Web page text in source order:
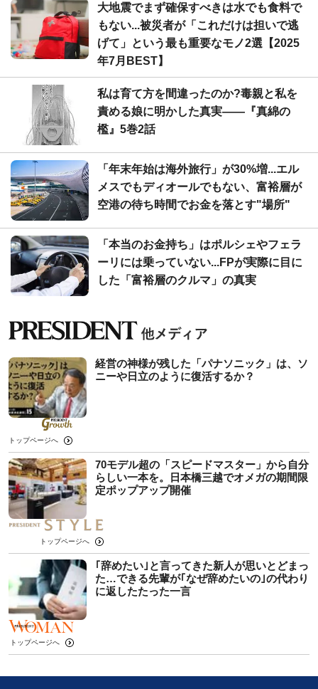
大地震でまず確保すべきは水でも食料で
もない...被災者が「これだけは担いで逃
げて」という最も重要なモノ2選【2025
年7月BEST】
私は育て方を間違ったのか?毒親と私を
責める娘に明かした真実――『真綿の
檻』5巻2話
「年末年始は海外旅行」が30%増...エル
メスでもディオールでもない、富裕層が
空港の待ち時間でお金を落とす"場所"
「本当のお金持ち」はポルシェやフェラ
ーリには乗っていない...FPが実際に目に
した「富裕層のクルマ」の真実
経営の神様が残した「パナソニック」は、ソ
ニーや日立のように復活するか？
トップページへ
70モデル超の「スピードマスター」から自分
らしい一本を。日本橋三越でオメガの期間限
定ポップアップ開催
トップページへ
｢辞めたい｣と言ってきた新人が思いとどまっ
た…できる先輩が｢なぜ辞めたいの｣の代わり
に返したたった一言
トップページへ